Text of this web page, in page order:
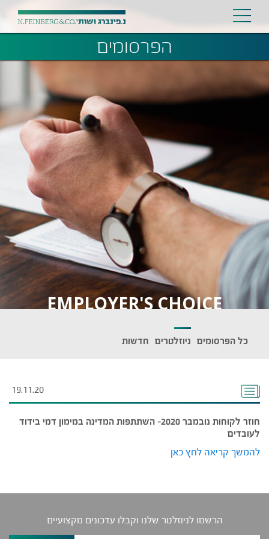
הפרסומים
EMPLOYER'S CHOICE
כל הפרסומים ניוזלטרים חדשות
19.11.20
חוזר לקוחות נובמבר 2020- השתתפות המדינה במימון דמי בידוד
לעובדים
להמשך קריאה לחץ כאן
הרשמו לניוזלטר שלנו וקבלו עדכונים מקצועיים